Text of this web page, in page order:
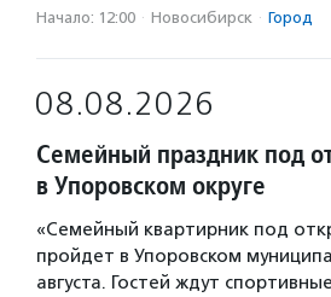
Начало: 12:00 · Новосибирск · Город
08.08.2026
Семейный праздник под
в Упоровском округе
«Семейный квартирник под
пройдет в Упоровском
августа. Гостей ждут